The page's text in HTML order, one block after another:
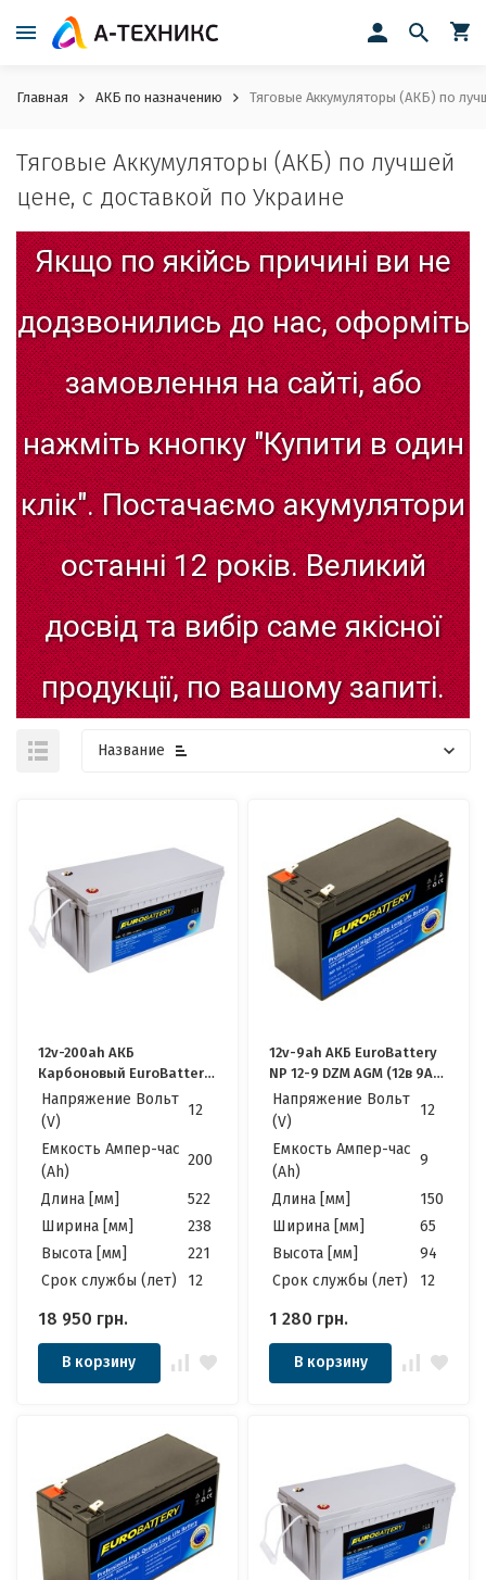
Главная АКБ по назначению Тяговые Аккумуляторы (АКБ) по
Тяговые Аккумуляторы (АКБ) по лучшей
цене, с доставкой по Украине
Якщо по якійсь причині ви не
додзвонились до нас, оформіть
замовлення на сайті, або
нажміть кнопку "Купити в один
клік". Постачаємо акумулятори
останні 12 років. Великий
досвід та вибір саме якісної
продукції, по вашому запиті.
Название
12v-200ah АКБ
Карбоновый EuroBattery
JPC 12-200 DZM (12в 200Ач)
Качественные идеально
для Котла, Инвертора,
ИБП, Панелей
Солнечных
Напряжение Вольт
(V)
12
Емкость Ампер-час
(Ah)
200
Длина [мм]
522
Ширина [мм]
238
Высота [мм]
221
Cрок службы (лет)
12
18 950 грн.
В корзину
12v-9ah АКБ EuroBattery
NP 12-9 DZM AGM (12в 9Ач)
Качественные для ИБП
Напряжение Вольт
(V)
12
Емкость Ампер-час
(Ah)
9
Длина [мм]
150
Ширина [мм]
65
Высота [мм]
94
Cрок службы (лет)
12
1 280 грн.
В корзину